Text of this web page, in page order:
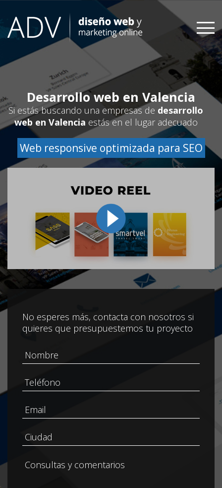
content
Desarrollo web en Valencia
Si estás buscando una empresas de desarrollo
web en Valencia estás en el lugar adecuado
Web responsive optimizada para SEO
No esperes más, contacta con nosotros si
quieres que presupuestemos tu proyecto